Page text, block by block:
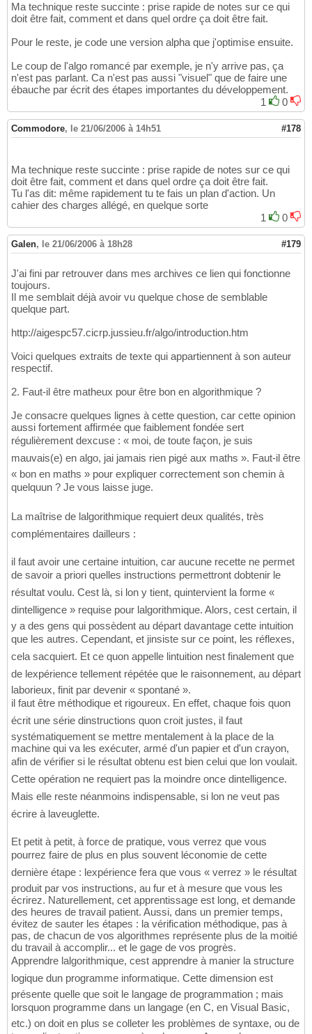
Ma technique reste succinte : prise rapide de notes sur ce qui
doit être fait, comment et dans quel ordre ça doit être fait.
Pour le reste, je code une version alpha que j'optimise ensuite.
Le coup de l'algo romancé par exemple, je n'y arrive pas, ça
n'est pas parlant. Ca n'est pas aussi "visuel" que de faire une
ébauche par écrit des étapes importantes du développement.
1
0
Commodore, le 21/06/2006 à 14h51 #178
Ma technique reste succinte : prise rapide de notes sur ce qui
doit être fait, comment et dans quel ordre ça doit être fait.
Tu l'as dit: même rapidement tu te fais un plan d'action. Un
cahier des charges allégé, en quelque sorte
1
0
Galen, le 21/06/2006 à 18h28 #179
J'ai fini par retrouver dans mes archives ce lien qui fonctionne
toujours.
Il me semblait déjà avoir vu quelque chose de semblable
quelque part.
http://aigespc57.cicrp.jussieu.fr/algo/introduction.htm
Voici quelques extraits de texte qui appartiennent à son auteur
respectif.
2. Faut-il être matheux pour être bon en algorithmique ?
Je consacre quelques lignes à cette question, car cette opinion
aussi fortement affirmée que faiblement fondée sert
régulièrement dexcuse : « moi, de toute façon, je suis
mauvais(e) en algo, jai jamais rien pigé aux maths ». Faut-il être
« bon en maths » pour expliquer correctement son chemin à
quelquun ? Je vous laisse juge.
La maîtrise de lalgorithmique requiert deux qualités, très
complémentaires dailleurs :
il faut avoir une certaine intuition, car aucune recette ne permet
de savoir a priori quelles instructions permettront dobtenir le
résultat voulu. Cest là, si lon y tient, quintervient la forme «
dintelligence » requise pour lalgorithmique. Alors, cest certain, il
y a des gens qui possèdent au départ davantage cette intuition
que les autres. Cependant, et jinsiste sur ce point, les réflexes,
cela sacquiert. Et ce quon appelle lintuition nest finalement que
de lexpérience tellement répétée que le raisonnement, au départ
laborieux, finit par devenir « spontané ».
il faut être méthodique et rigoureux. En effet, chaque fois quon
écrit une série dinstructions quon croit justes, il faut
systématiquement se mettre mentalement à la place de la
machine qui va les exécuter, armé d'un papier et d'un crayon,
afin de vérifier si le résultat obtenu est bien celui que lon voulait.
Cette opération ne requiert pas la moindre once dintelligence.
Mais elle reste néanmoins indispensable, si lon ne veut pas
écrire à laveuglette.
Et petit à petit, à force de pratique, vous verrez que vous
pourrez faire de plus en plus souvent léconomie de cette
dernière étape : lexpérience fera que vous « verrez » le résultat
produit par vos instructions, au fur et à mesure que vous les
écrirez. Naturellement, cet apprentissage est long, et demande
des heures de travail patient. Aussi, dans un premier temps,
évitez de sauter les étapes : la vérification méthodique, pas à
pas, de chacun de vos algorithmes représente plus de la moitié
du travail à accomplir... et le gage de vos progrès.
Apprendre lalgorithmique, cest apprendre à manier la structure
logique dun programme informatique. Cette dimension est
présente quelle que soit le langage de programmation ; mais
lorsquon programme dans un langage (en C, en Visual Basic,
etc.) on doit en plus se colleter les problèmes de syntaxe, ou de